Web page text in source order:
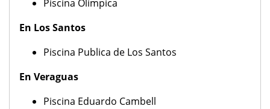
Piscina Olimpica
En Los Santos
Piscina Publica de Los Santos
En Veraguas
Piscina Eduardo Cambell